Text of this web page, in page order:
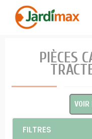
PIÈCES
VOIR
FILTRES
Panneau de gestion des